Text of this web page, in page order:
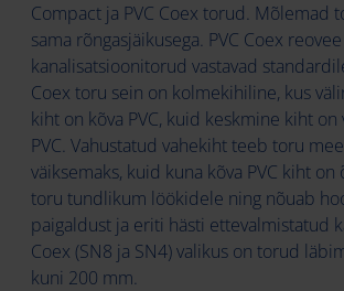
Compact ja PVC Coex torud. Mõlemad
sama rõngasjäikusega. PVC Coex reovee
kanalisatsioonitorud vastavad
Coex toru sein on kolmekihiline, kus
kiht on kõva PVC, kuid keskmine kiht on
PVC. Vahustatud vahekiht teeb toru
väiksemaks, kuid kuna kõva PVC kiht on
toru tundlikum löökidele ning nõuab
paigaldust ja eriti hästi ettevalmistatud
Coex (SN8 ja SN4) valikus on torud
kuni 200 mm.